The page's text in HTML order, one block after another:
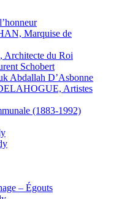
Marquise de
du Roi
Schobert
Abdallah D’Asbonne
Artistes
(1883-1992)
– Égouts